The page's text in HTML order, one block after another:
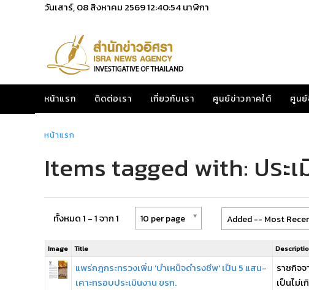
วันเสาร์, 08 สิงหาคม 256912:40:54นาฬิกา
หน้าแรก ติดต่อเรา เกี่ยวกับเรา ศูนย์ข่าวภาคใต้ ศูนย์
หน้าแรก
Items tagged with: ประ
ทั้งหมด 1 - 1 จาก 1 10 per page Added -- Most
Image Title
แพร่กฎกระทรวงเพิ่ม 'บำเหน็จดำรงชีพ' เป็น 5 แสน-
เคาะกรอบประเมินงาน ขรก.
ราชกิจ
เป็นไม่